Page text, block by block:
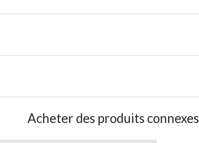
Acheter des produits connexes